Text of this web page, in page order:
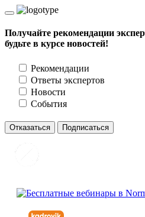
Получайте рекомендации
будьте в курсе новостей!
Рекомендации
Ответы экспертов
Новости
События
Отказаться Подписаться